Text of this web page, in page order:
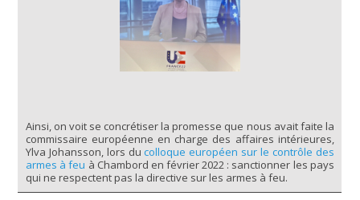
Ainsi, on voit se concrétiser la promesse que nous avait faite la
commissaire européenne en charge des affaires intérieures,
Ylva Johansson, lors ducolloque européen sur le contrôle des
armes à feu à Chambord en février 2022 : sanctionner les pays
qui ne respectent pas la directive sur les armes à feu.